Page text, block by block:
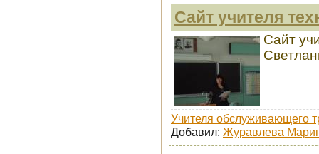
Сайт учителя
Сайт
Учителя обслуживающего
Добавил: Журавлева